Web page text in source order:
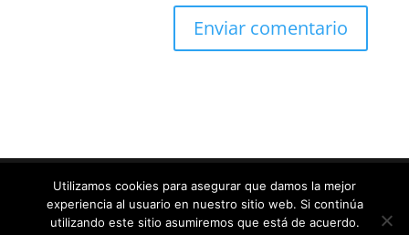
Diseñado porElegant Themes | Desarrollado por
Utilizamos cookies para asegurar que damos la mejor
experiencia al usuario en nuestro sitio web. Si continúa
utilizando este sitio asumiremos que está de acuerdo.